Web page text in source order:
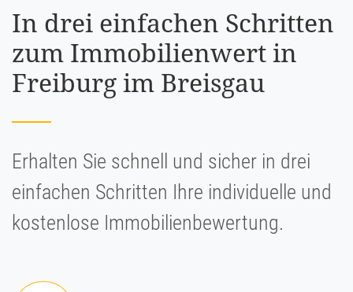
In drei einfachen Schritten
zum Immobilienwert in
Freiburg im Breisgau
Erhalten Sie schnell und sicher in drei
einfachen Schritten Ihre individuelle und
kostenlose Immobilienbewertung.